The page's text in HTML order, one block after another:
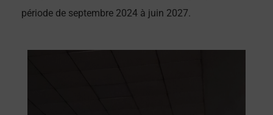
période de septembre 2024 à juin 2027.